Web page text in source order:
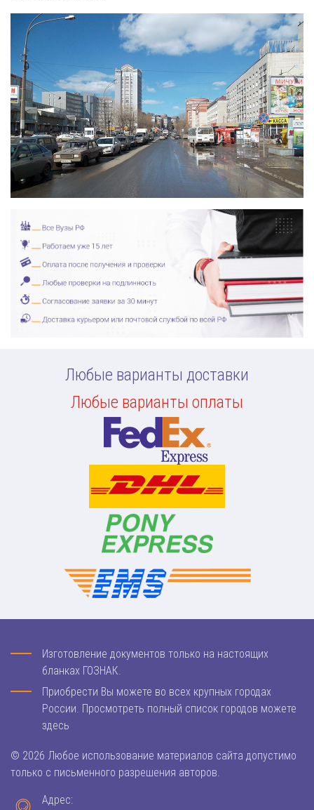
Любые варианты доставки
Любые варианты оплаты
Изготовление документов только на настоящих
бланках ГОЗНАК.
Приобрести Вы можете во всех крупных городах
России. Просмотреть полный список городов можете
здесь
© 2026 Любое использование материалов сайта допустимо
только с письменного разрешения авторов.
Адрес: